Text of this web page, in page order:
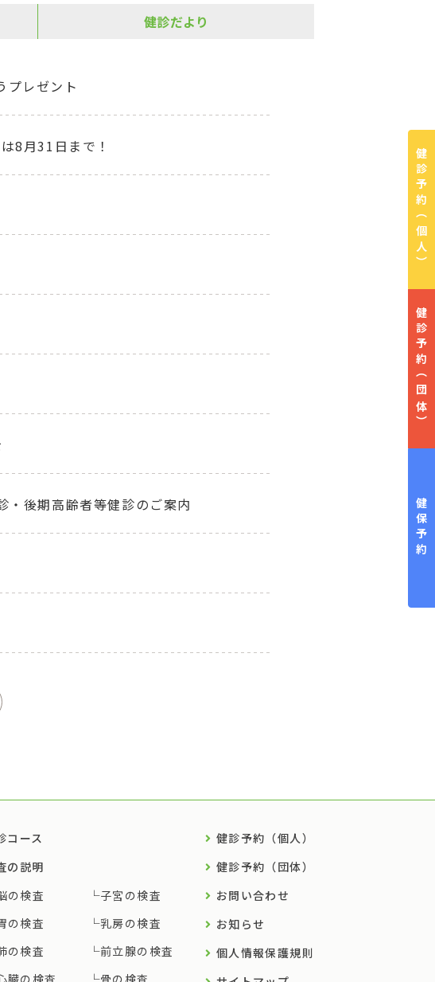
健診予約
（個人）
健診予約
（団体）
健保予約
健診だより
プレゼント
8月31日まで！
後期高齢者等健診のご案内
コース
の説明
の検査
の検査
の検査
臓の検査
子宮の検査
乳房の検査
前立腺の検査
骨の検査
健診予約（個人）
健診予約（団体）
お問い合わせ
お知らせ
個人情報保護規則